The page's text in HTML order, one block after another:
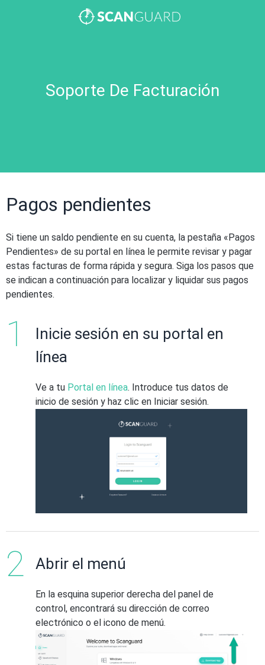
Soporte De Facturación
Pagos pendientes
Si tiene un saldo pendiente en su cuenta, la pestaña «Pagos
Pendientes» de su portal en línea le permite revisar y pagar
estas facturas de forma rápida y segura. Siga los pasos que
se indican a continuación para localizar y liquidar sus pagos
pendientes.
Inicie sesión en su portal en
línea
Ve a tu Portal en línea. Introduce tus datos de
inicio de sesión y haz clic en Iniciar sesión.
Abrir el menú
En la esquina superior derecha del panel de
control, encontrará su dirección de correo
electrónico o el icono de menú.